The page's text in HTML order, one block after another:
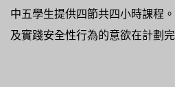
中五學生提供四節共四小時課程
及實踐安全性行為的意欲在計劃